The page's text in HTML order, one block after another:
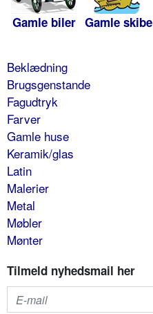
Gamle biler Gamle skibe
Beklædning
Brugsgenstande
Fagudtryk
Farver
Gamle huse
Keramik/glas
Latin
Malerier
Metal
Møbler
Mønter
Tilmeld nyhedsmail her